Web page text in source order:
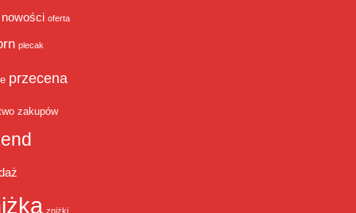
nowości oferta
plecak
przecena
zakupów
zniżki